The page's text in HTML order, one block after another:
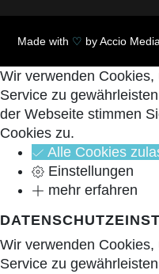
Made with ♡ byAccio
Wir verwenden
Service zu
der Webseite stimmen
Cookies zu.
Alle Cookies
Einstellungen
mehr erfahren
Wir verwenden
Service zu